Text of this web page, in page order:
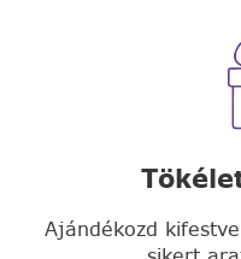
Ajándékozd